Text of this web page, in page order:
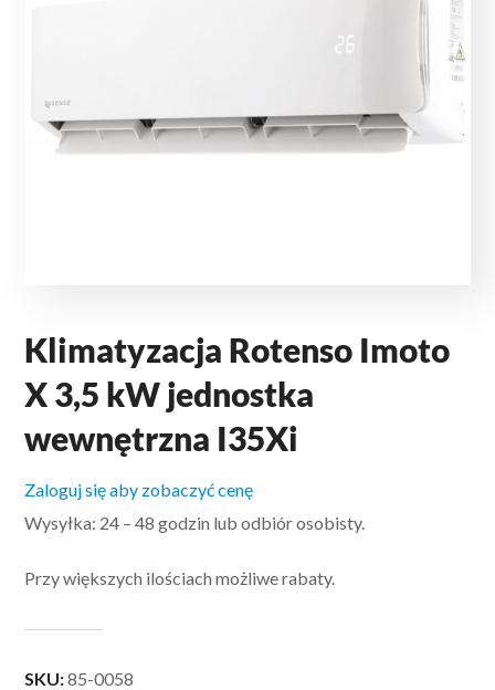
Klimatyzacja Rotenso Imoto
X 3,5 kW jednostka
wewnętrzna I35Xi
Zaloguj się aby zobaczyć cenę
Wysyłka: 24 – 48 godzin lub odbiór osobisty.
Przy większych ilościach możliwe rabaty.
SKU:85-0058